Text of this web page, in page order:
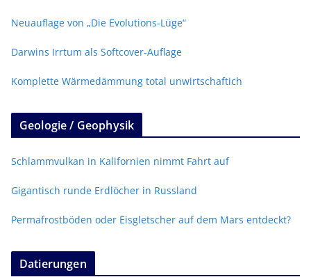
Neuauflage von „Die Evolutions-Lüge“
Darwins Irrtum als Softcover-Auflage
Komplette Wärmedämmung total unwirtschaftich
Geologie / Geophysik
Schlammvulkan in Kalifornien nimmt Fahrt auf
Gigantisch runde Erdlöcher in Russland
Permafrostböden oder Eisgletscher auf dem Mars entdeckt?
Datierungen